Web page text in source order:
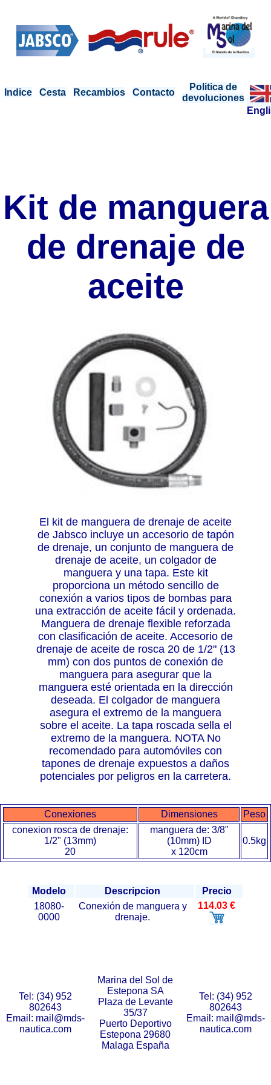
Indice Cesta Recambios Contacto
Politica de
devoluciones
Kit de manguera
de drenaje de
aceite
El kit de manguera de drenaje de aceite
de Jabsco incluye un accesorio de tapón
de drenaje, un conjunto de manguera de
drenaje de aceite, un colgador de
manguera y una tapa. Este kit
proporciona un método sencillo de
conexión a varios tipos de bombas para
una extracción de aceite fácil y ordenada.
Manguera de drenaje flexible reforzada
con clasificación de aceite. Accesorio de
drenaje de aceite de rosca 20 de 1/2" (13
mm) con dos puntos de conexión de
manguera para asegurar que la
manguera esté orientada en la dirección
deseada. El colgador de manguera
asegura el extremo de la manguera
sobre el aceite. La tapa roscada sella el
extremo de la manguera. NOTA No
recomendado para automóviles con
tapones de drenaje expuestos a daños
potenciales por peligros en la carretera.
Conexiones Dimensiones
Peso
conexion rosca de drenaje:
1/2" (13mm)
20
manguera de: 3/8"
(10mm) ID
x 120cm
0.5kg
Modelo Descripcion
Precio
18080-
0000
Conexión de manguera y
drenaje.
114.03 €
Tel: (34) 952
802643
Email: mail@mds-
nautica.com
Marina del Sol de
Estepona SA
Plaza de Levante
35/37
Puerto Deportivo
Estepona 29680
Malaga España
Tel: (34) 952
802643
Email: mail@mds-
nautica.com